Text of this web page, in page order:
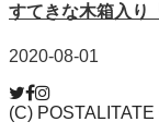
すてきな木箱入り
2020-08-01
(C) POSTALITATE